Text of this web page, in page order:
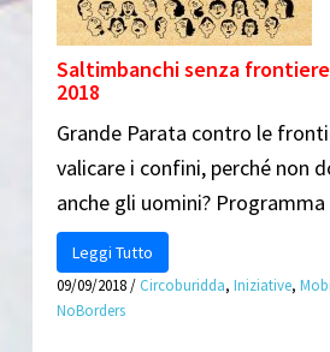
Saltimbanchi senza
2018
Grande Parata contro le
valicare i confini, perché non
anche gli uomini?
Leggi Tutto
09/09/2018/ Circoburidda, Iniziative,
NoBorders